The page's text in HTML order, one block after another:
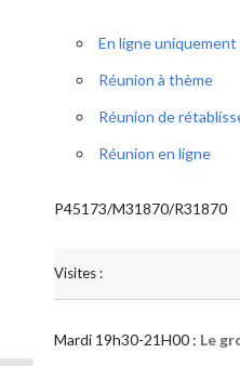
En ligne uniquement
Réunion à thème
Réunion de
Réunion en ligne
P45173/M31870/R31870
Visites :
Mardi 19h30-21H00 : Le